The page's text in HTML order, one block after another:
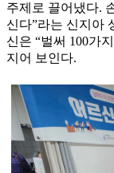
주제로 끌어냈다.
신다”라는 신지아
신은 “벌써 100가
지어 보인다.